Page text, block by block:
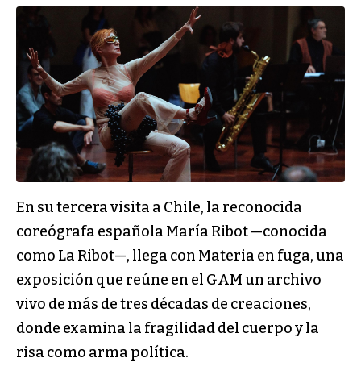
En su tercera visita a Chile, la reconocida
coreógrafa española María Ribot —conocida
como La Ribot—, llega con Materia en fuga, una
exposición que reúne en el GAM un archivo
vivo de más de tres décadas de creaciones,
donde examina la fragilidad del cuerpo y la
risa como arma política.